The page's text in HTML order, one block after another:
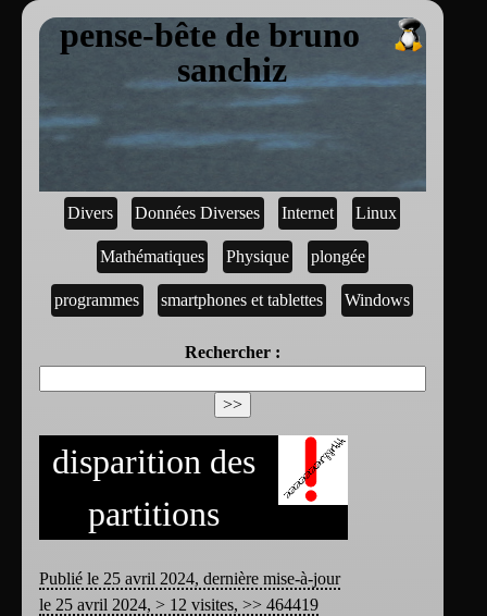
pense-bête de bruno
sanchiz
Divers Données Diverses Internet Linux
Mathématiques Physique plongée
programmes smartphones et tablettes Windows
Rechercher :
disparition des
partitions
Publié le 25 avril 2024, dernière mise-à-jour
le 25 avril 2024, > 12 visites, >> 464419